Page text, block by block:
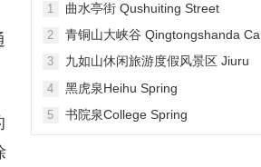
1 曲水亭街 Qushuiting Street
2 青铜山大峡谷 Qingtongshanda
3
九如山休闲旅游度假风景区 Jiuru
4 黑虎泉Heihu Spring
5 书院泉College Spring